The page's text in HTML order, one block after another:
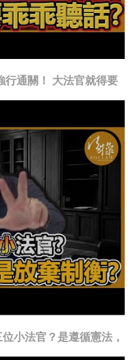
行通關！ 大法官就得要
小法官？是遵循憲法，